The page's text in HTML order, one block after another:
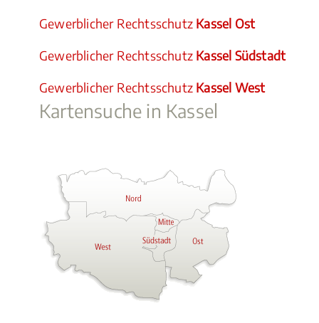
Gewerblicher Rechtsschutz Kassel Ost
Gewerblicher Rechtsschutz Kassel Südstadt
Gewerblicher Rechtsschutz Kassel West
Kartensuche in Kassel